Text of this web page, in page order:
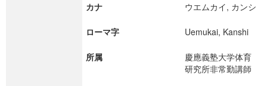
カナ
ウエムカイ, カンシ
ローマ字 Uemukai, Kanshi
所属
慶應義塾大学体育
研究所非常勤講師